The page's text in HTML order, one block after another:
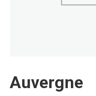
Auvergne